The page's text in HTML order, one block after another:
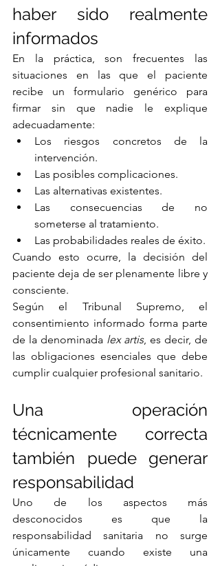
haber sido realmente
informados
En la práctica, son frecuentes las
situaciones en las que el paciente
recibe un formulario genérico para
firmar sin que nadie le explique
adecuadamente:
Los riesgos concretos de la
intervención.
Las posibles complicaciones.
Las alternativas existentes.
Las consecuencias de no
someterse al tratamiento.
Las probabilidades reales de éxito.
Cuando esto ocurre, la decisión del
paciente deja de ser plenamente libre y
consciente.
Según el Tribunal Supremo, el
consentimiento informado forma parte
de la denominada lex artis, es decir, de
las obligaciones esenciales que debe
cumplir cualquier profesional sanitario.
Una operación
técnicamente correcta
también puede generar
responsabilidad
Uno de los aspectos más
desconocidos es que la
responsabilidad sanitaria no surge
únicamente cuando existe una